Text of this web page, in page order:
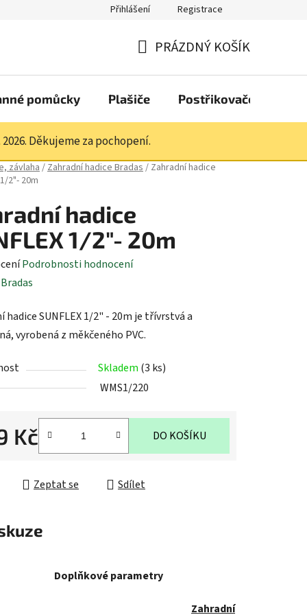
Přihlášení Registrace
KOŠÍK
PRÁZDNÝ KOŠÍK
pomůcky Plašiče Postřikovače a
Děkujeme za pochopení.
závlaha/Zahradní hadice Bradas/ Zahradní hadice
2"- 20m
hadice
1/2"- 20m
Podrobnosti hodnocení
Bradas
hadice SUNFLEX 1/2" - 20m je třívrstvá a
vyrobená z měkčeného PVC.
Skladem (3 ks)
WMS1/220
Kč DO KOŠÍKU
Zeptat se Sdílet
Doplňkové parametry
Zahradní